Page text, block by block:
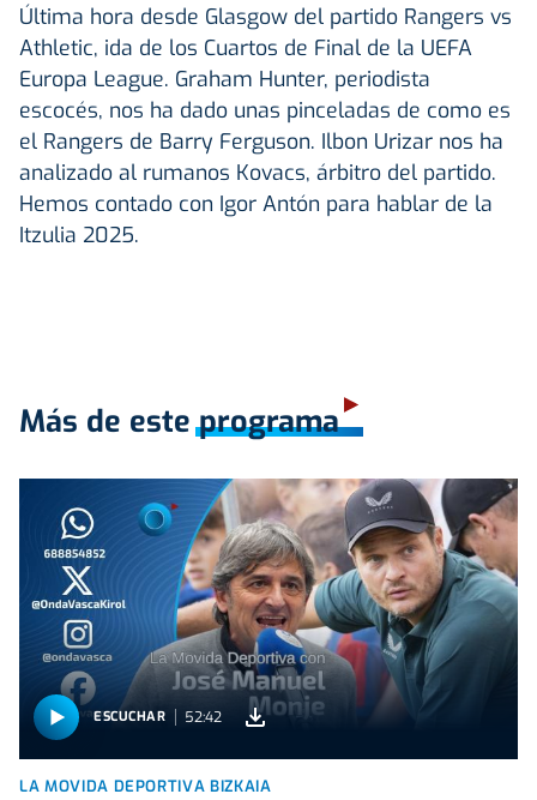
Última hora desde Glasgow del partido Rangers vs
Athletic, ida de los Cuartos de Final de la UEFA
Europa League. Graham Hunter, periodista
escocés, nos ha dado unas pinceladas de como es
el Rangers de Barry Ferguson. Ilbon Urizar nos ha
analizado al rumanos Kovacs, árbitro del partido.
Hemos contado con Igor Antón para hablar de la
Itzulia 2025.
Más de este programa
ESCUCHAR 52:42
LA MOVIDA DEPORTIVA BIZKAIA